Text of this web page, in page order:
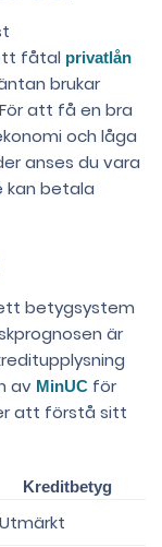
fåtal privatlån
brukar
att få en bra
och låga
anses du vara
kan betala
betygsystem
är
av MinUC för
att förstå sitt
Kreditbetyg
Utmärkt